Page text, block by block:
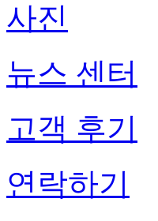
사진
뉴스 센터
고객 후기
연락하기